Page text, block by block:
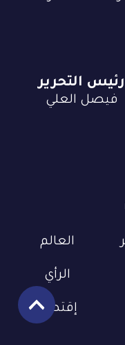
العالم
الرأي
إقتصاد
رئيس التحرير
فيصل العلي